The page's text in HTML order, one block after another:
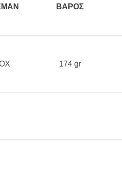
BAΡΟΣ
174 gr